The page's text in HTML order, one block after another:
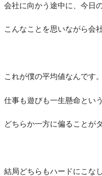
会社に向かう途中に、今日
こんなことを思いながら会
これが僕の平均値なんです。
仕事も遊びも一生懸命とい
どちらか一方に偏ることが
結局どちらもハードにこな